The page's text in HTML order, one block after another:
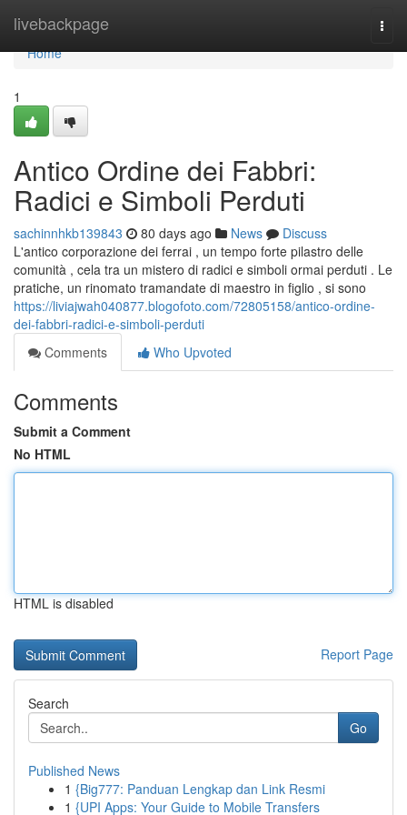
livebackpage
Home
Home
1
Antico Ordine dei Fabbri:
Radici e Simboli Perduti
sachinnhkb139843 80 days ago News
Discuss
L'antico corporazione dei ferrai , un tempo forte pilastro delle
comunità , cela tra un mistero di radici e simboli ormai perduti . Le
pratiche, un rinomato tramandate di maestro in figlio , si sono
https://liviajwah040877.blogofoto.com/72805158/antico-ordine-
dei-fabbri-radici-e-simboli-perduti
Comments
Who Upvoted
Comments
Submit a Comment
No HTML
HTML is disabled
Report Page
Search
Go
Published News
1 {Big777: Panduan Lengkap dan Link Resmi
1 {UPI Apps: Your Guide to Mobile Transfers